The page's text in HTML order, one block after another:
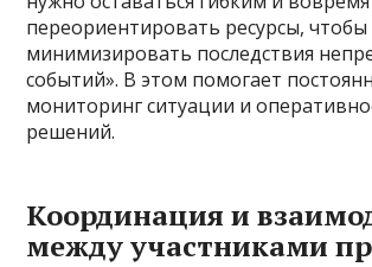
переориентировать ресурсы, чтобы
минимизировать последствия
событий». В этом помогает
мониторинг ситуации и
решений.
Координация и
между участниками